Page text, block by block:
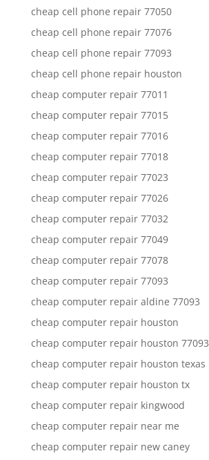
cheap cell phone repair 77050
cheap cell phone repair 77076
cheap cell phone repair 77093
cheap cell phone repair houston
cheap computer repair 77011
cheap computer repair 77015
cheap computer repair 77016
cheap computer repair 77018
cheap computer repair 77023
cheap computer repair 77026
cheap computer repair 77032
cheap computer repair 77049
cheap computer repair 77078
cheap computer repair 77093
cheap computer repair aldine 77093
cheap computer repair houston
cheap computer repair houston 77093
cheap computer repair houston texas
cheap computer repair houston tx
cheap computer repair kingwood
cheap computer repair near me
cheap computer repair new caney